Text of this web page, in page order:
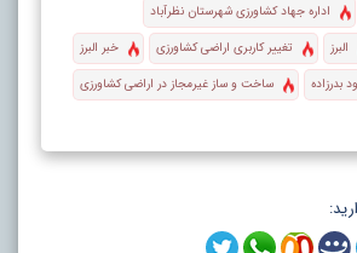
اداره جهاد کشاورزی شهرستان نظرآباد
البرز تغییر کاربری اراضی کشاورزی
خبر البرز
بدرزاده
ساخت و ساز غیرمجاز در اراضی کشاورزی